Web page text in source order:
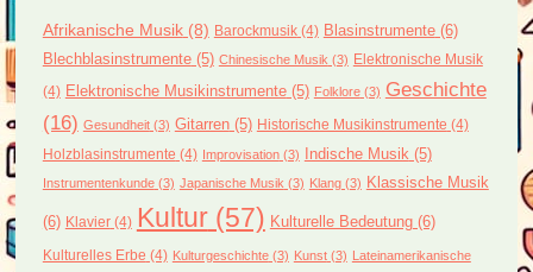
Afrikanische Musik(8) Barockmusik(4) Blasinstrumente(6)
Blechblasinstrumente(5) Chinesische Musik (3) Elektronische Musik
(4) Elektronische Musikinstrumente(5) Folklore(3) Geschichte
(16) Gesundheit(3) Gitarren(5) Historische Musikinstrumente (4)
Holzblasinstrumente (4) Improvisation(3) Indische Musik (5)
Instrumentenkunde(3) Japanische Musik (3) Klang(3) Klassische Musik
(6) Klavier(4) Kultur(57) Kulturelle Bedeutung(6)
Kulturelles Erbe (4) Kulturgeschichte(3) Kunst(3) Lateinamerikanische